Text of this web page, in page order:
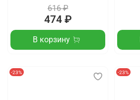
616 ₽
474 ₽
В корзину
-23% -23%